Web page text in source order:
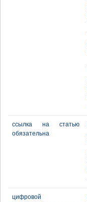
ссылка на статью
обязательна
цифровой